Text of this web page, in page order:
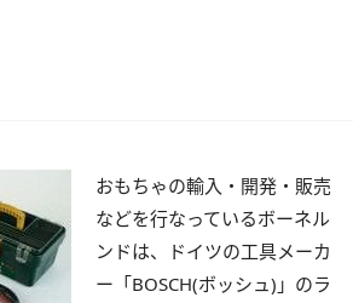
おもちゃの輸入・開発・販売
などを行なっているボーネル
ンドは、ドイツの工具メーカ
ー「BOSCH(ボッシュ)」のラ